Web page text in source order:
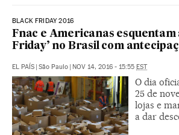
BLACK FRIDAY 2016
Fnac e Americanas esquentam
Friday’ no Brasil com
EL PAÍS | São Paulo | NOV 14, 2016 - 15:55 EST
O dia
25 de
lojas e
a dar